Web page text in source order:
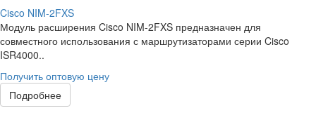
Cisco NIM-2FXS
Модуль расширения Cisco NIM-2FXS предназначен для
совместного использования с маршрутизаторами серии Cisco
ISR4000..
Получить оптовую цену
Подробнее